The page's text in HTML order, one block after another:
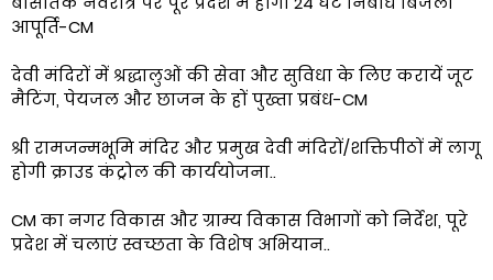
आपूर्ति-CM
देवी मंदिरों में श्रद्धालुओं की सेवा और सुविधा के लिए करायें जूट
मैटिंग, पेयजल और छाजन के हों पुख्ता प्रबंध-CM
श्री रामजन्मभूमि मंदिर और प्रमुख देवी मंदिरों/शक्तिपीठों में लागू
होगी क्राउड कंट्रोल की कार्ययोजना..
CM का नगर विकास और ग्राम्य विकास विभागों को निर्देश, पूरे
प्रदेश में चलाएं स्वच्छता के विशेष अभियान..